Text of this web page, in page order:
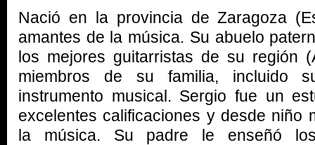
Nació en la provincia de Zaragoza
amantes de la música. Su abuelo
los mejores guitarristas de su región
miembros de su familia, incluido
instrumento musical. Sergio fue un
excelentes calificaciones y desde niño
la música. Su padre le enseñó